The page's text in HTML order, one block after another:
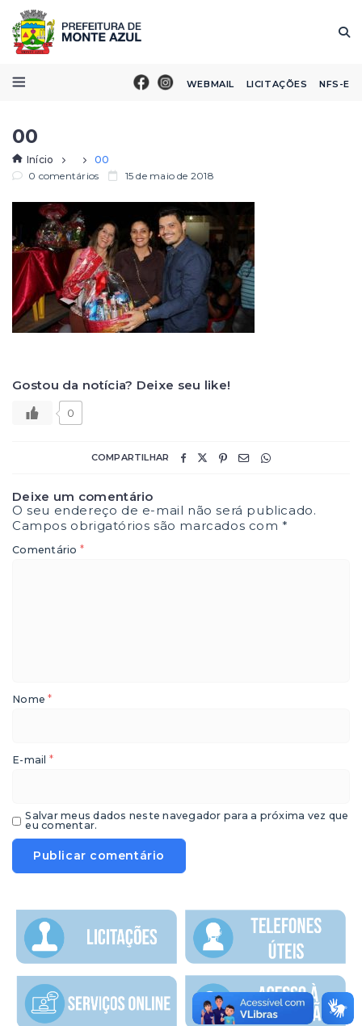
WEBMAIL LICITAÇÕES NFS-E
00
Início
00
0 comentários
15 de maio de 2018
Gostou da notícia? Deixe seu like!
0
COMPARTILHAR
Deixe um comentário
O seu endereço de e-mail não será publicado.
Campos obrigatórios são marcados com*
Comentário *
Nome*
E-mail *
Salvar meus dados neste navegador para a próxima vez que
eu comentar.